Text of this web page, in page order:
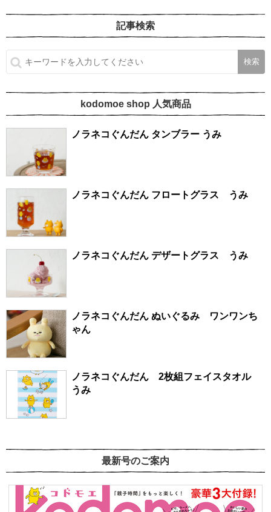
記事検索
kodomoe shop 人気商品
ノラネコぐんだん タンブラー うみ
ノラネコぐんだん フロートグラス うみ
ノラネコぐんだん デザートグラス うみ
ノラネコぐんだん ぬいぐるみ ワンワンち
ゃん
ノラネコぐんだん 2枚組フェイスタオル
うみ
最新号のご案内